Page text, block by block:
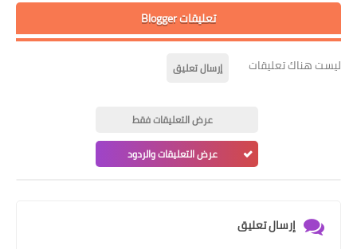
تعليقات Blogger
ليست هناك تعليقات إرسال تعليق
عرض التعليقات فقط
عرض التعليقات والردود
إرسال تعليق